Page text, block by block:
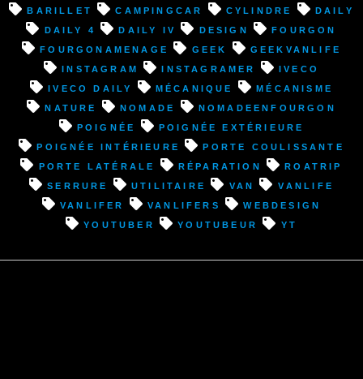
:
Changement
poignée
et
réparation
système
ouverture
porte
latérale”
barillet campingcar cylindre
Daily
Daily 4
Daily IV design
fourgon
fourgonamenage
geek
geekvanlife
instagram
instagramer
Iveco
Iveco Daily
mécanique
mécanisme
nature
nomade
nomadeenfourgon
poignée
poignée extérieure
poignée intérieure
porte coulissante
porte latérale
réparation
roatrip
serrure
utilitaire van
VanLife
vanlifer
vanlifers
webdesign
youtuber
youtubeur YT